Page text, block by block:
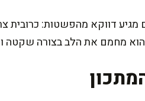
דווקא מהפשטות: כרובית
הוא מחמם את הלב בצורה שקטה